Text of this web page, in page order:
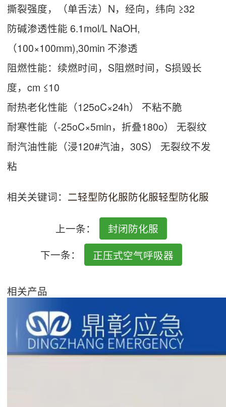
撕裂强度，（单舌法）N，经向，纬向 ≥32
防碱渗透性能 6.1mol/L NaOH,
（100×100mm),30min 不渗透
阻燃性能：续燃时间，S阻燃时间，S损毁长
度，cm ≤10
耐热老化性能（125oC×24h） 不粘不脆
耐寒性能（-25oC×5min，折叠180o） 无裂纹
耐汽油性能（浸120#汽油，30S） 无裂纹不发
粘
相关关键词： 二轻型防化服防化服轻型防化服
上一条：
封闭防化服
下一条：
正压式空气呼吸器
相关产品